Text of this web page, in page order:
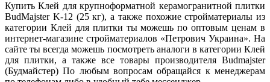
Купить Клей для крупноформатной керамогранитной плитки
BudMajster K-12 (25 кг), а также похожие стройматериалы из
категории Клей для плитки ты можешь по оптовым ценам в
интернет-магазине стройматериалов «Петрович Украина». На
сайте ты всегда можешь посмотреть аналоги в категории Клей
для плитки, а также все товары производителя Budmajster
(Будмайстер) По любым вопросам обращайся к менеджерам